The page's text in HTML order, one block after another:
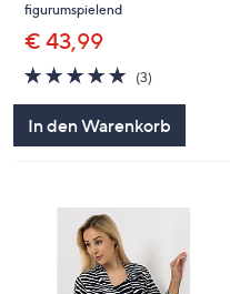
figurumspielend
€ 43,99
5.0
von
(3)3
In den Warenkorb